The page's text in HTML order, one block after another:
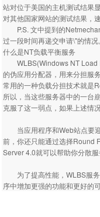
站对位于美国的主机测试结果
对其他国家网站的测试结果，
P.S. 文中提到的
过一段时间再递交申请\"的情
什么是NT负载平衡服务
WLBS(Windows NT Load
的伪应用分配器，用来分担服
常用的一种负载分担技术就是
所以，当这些服务器中的一台
克服了这一弱点，如果上述
当应用程序和Web站点要迎
前，你还只能通过选择Round
Server 4.0就可以帮助你分散
为了提高性能，WLBS服务
序中增加更强的功能和更好的